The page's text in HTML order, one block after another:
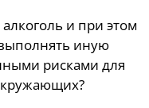
и при этом
иную
рисками для